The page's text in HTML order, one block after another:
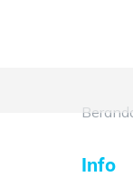
Info